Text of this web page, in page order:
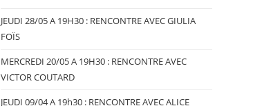
JEUDI 28/05 A 19H30 : RENCONTRE AVEC GIULIA
FOÏS
MERCREDI 20/05 A 19H30 : RENCONTRE AVEC
VICTOR COUTARD
JEUDI 09/04 A 19h30 : RENCONTRE AVEC ALICE